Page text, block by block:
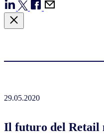
29.05.2020
Il futuro del Retail